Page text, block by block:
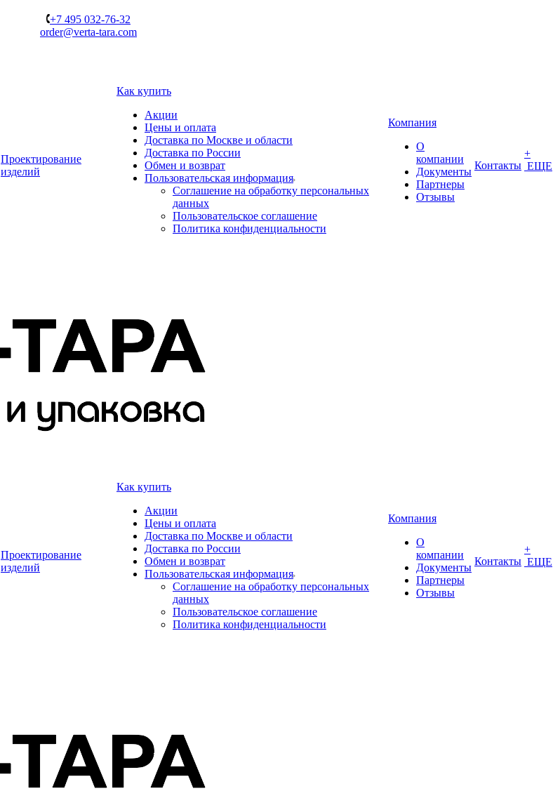
+7 495 032-76-32
order@verta-tara.com
Проектирование
изделий
Как купить
Акции
Цены и оплата
Доставка по Москве и области
Доставка по России
Обмен и возврат
Пользовательская информация
Соглашение на обработку персональных
данных
Пользовательское соглашение
Политика конфиденциальности
Компания
О
компании
Документы
Партнеры
Отзывы
Контакты
+
ЕЩЕ
Проектирование
изделий
Как купить
Акции
Цены и оплата
Доставка по Москве и области
Доставка по России
Обмен и возврат
Пользовательская информация
Соглашение на обработку персональных
данных
Пользовательское соглашение
Политика конфиденциальности
Компания
О
компании
Документы
Партнеры
Отзывы
Контакты
+
ЕЩЕ